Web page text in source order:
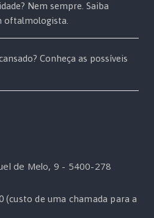
Nem sempre. Saiba
oftalmologista.
Conheça as possíveis
de Melo, 9 - 5400-278
(custo de uma chamada para a